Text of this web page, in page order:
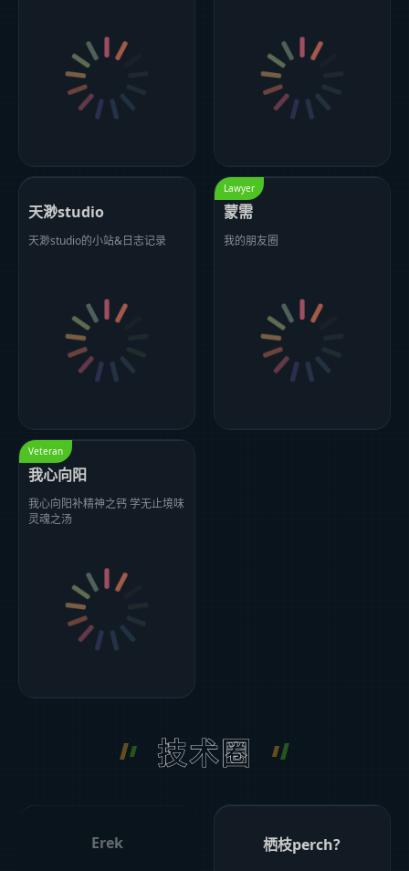
天渺studio
天渺studio的小站&日志记录
蒙需
我的朋友圈
Lawyer
我心向阳
我心向阳补精神之钙 学无止境味
灵魂之汤
Veteran
技术圈
Erek 栖枝perch?